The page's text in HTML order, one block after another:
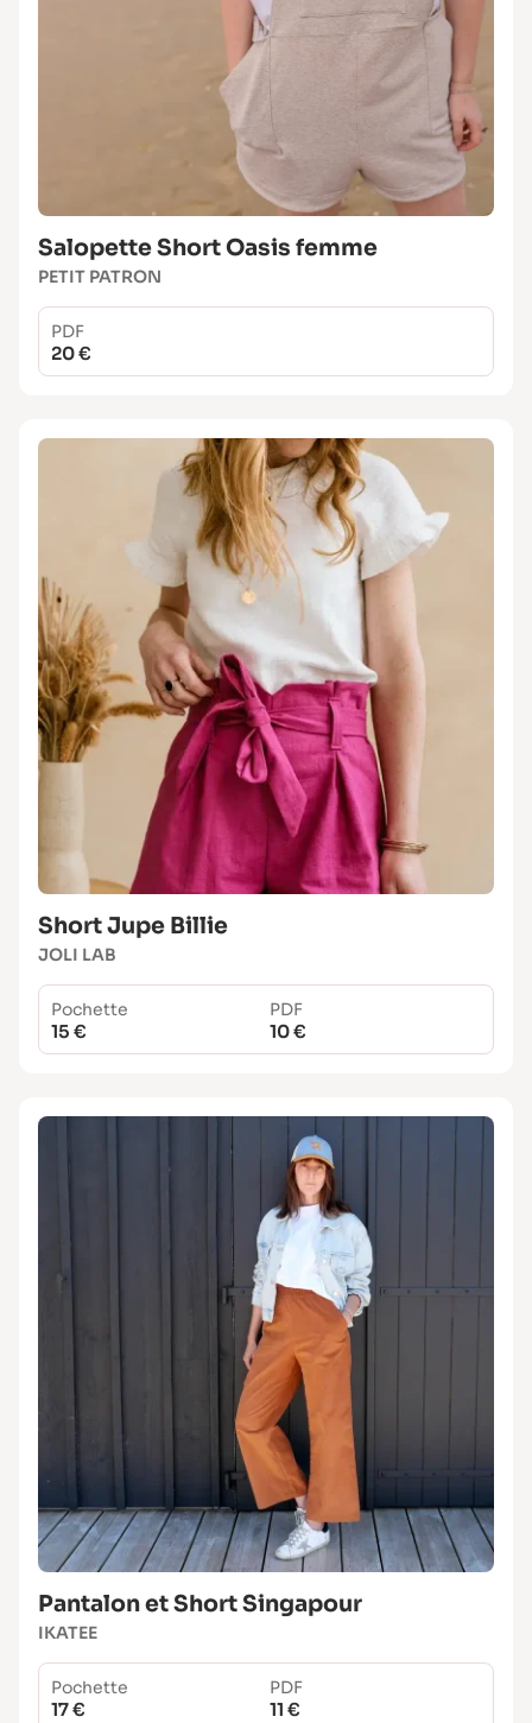
Salopette Short Oasis femme
PETIT PATRON
PDF
20 €
Short Jupe Billie
JOLI LAB
Pochette
15 €
PDF
10 €
Pantalon et Short Singapour
IKATEE
Pochette
17 €
PDF
11 €